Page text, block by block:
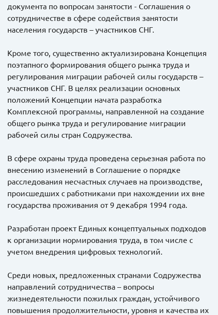
документа по вопросам занятости - Соглашения о
сотрудничестве в сфере содействия занятости
населения государств – участников СНГ.
Кроме того, существенно актуализирована Концепция
поэтапного формирования общего рынка труда и
регулирования миграции рабочей силы государств –
участников СНГ. В целях реализации основных
положений Концепции начата разработка
Комплексной программы, направленной на создание
общего рынка труда и регулирование миграции
рабочей силы стран Содружества.
В сфере охраны труда проведена серьезная работа по
внесению изменений в Соглашение о порядке
расследования несчастных случаев на производстве,
происшедших с работниками при нахождении их вне
государства проживания от 9 декабря 1994 года.
Разработан проект Единых концептуальных подходов
к организации нормирования труда, в том числе с
учетом внедрения цифровых технологий.
Среди новых, предложенных странами Содружества
направлений сотрудничества – вопросы
жизнедеятельности пожилых граждан, устойчивого
повышения продолжительности, уровня и качества их